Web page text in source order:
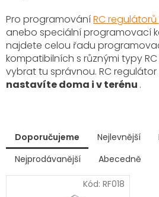
Pro programováníRC regulátorů
anebo speciální programovací
najdete celou řadu
kompatibilních s různými typy
vybrat tu správnou. RC
nastavíte doma i v terénu .
a
Doporučujeme Nejlevnější
Nejprodávanější
Abecedně
ý
i
Kód: RF018